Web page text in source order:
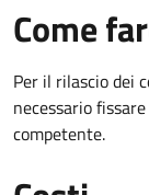
Come
Per il rilascio dei
necessario
competente.